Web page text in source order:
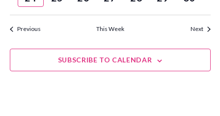
week
Previous This Week Next
SUBSCRIBE TO CALENDAR